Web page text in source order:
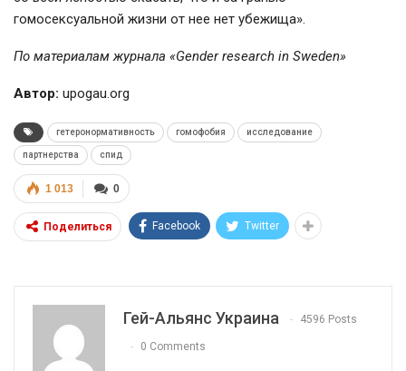
гомосексуальной жизни от нее нет убежища».
По материалам журнала «Gender research in Sweden»
Автор: upogau.org
гетеронормативность гомофобия исследование
партнерства спид
0
1 013
Поделиться Facebook Twitter
Гей-Альянс Украина 4596 Posts
0 Comments